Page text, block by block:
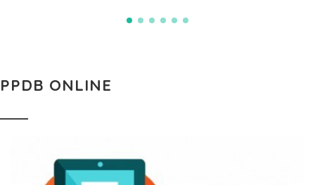
PPDB ONLINE